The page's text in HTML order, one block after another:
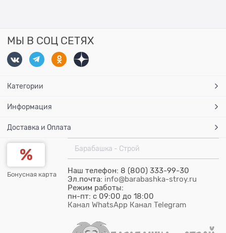
МЫ В СОЦ СЕТЯХ
Категории
Информация
Доставка и Оплата
Бонусная карта
Барабашка - Строй
Наш телефон: 8 (800) 333-99-30
Эл.почта: info@barabashka-stroy.ru
Режим работы:
пн-пт: c 09:00 до 18:00
Канал WhatsApp Канал Telegram